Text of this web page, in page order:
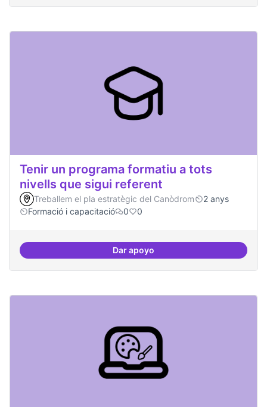
Tenir un programa formatiu a tots
nivells que sigui referent
Treballem el pla estratègic del Canòdrom
2 anys
Formació i capacitació
0 0
Dar apoyoTenir un programa formatiu a